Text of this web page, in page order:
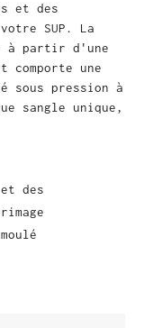
et des
SUP.
La
à partir d'une
comporte une
sous pression à
sangle unique,
des